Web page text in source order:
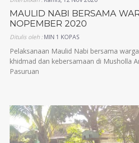
MAULID NABI BERSAMA
NOPEMBER 2020
Ditulis oleh :MIN 1 KOPAS
Pelaksanaan Maulid Nabi bersama
khidmad dan kebersamaan di Musholla
Pasuruan